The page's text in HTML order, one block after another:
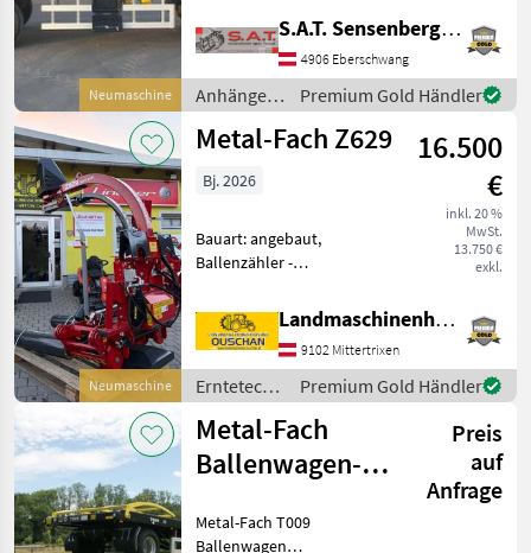
Neumaschine
Ballentransportwagen T014
!!! -Typ T014/2 -
Druckluftbremse mit ALB
Regler -L
S.A.T. Sensenberger Agrar-Technik
4906 Eberschwang
Anhänger /
Metal-Fach
Premium Gold Händler
Neumaschine
Metal-Fach Z629
16.500
€
inkl. 20 %
MwSt.
13.750 €
exkl.
Bj. 2026
Bauart: angebaut,
Ballenzähler -
Dreipunktwickler -mit
Ballenaufsteller -Baujahr
2026 -Eigengewicht 750kg -
Bodenstützwalze -
automatischer Folie
Landmaschinenhandel Ouschan Anton
9102 Mittertrixen
Erntetechnik
Grünland /
Metal-Fach
Premium Gold Händler
Metal-Fach
Ballenwagen-15
Preis
auf
Anfrage
Metal-Fach T009
Ballenwagen